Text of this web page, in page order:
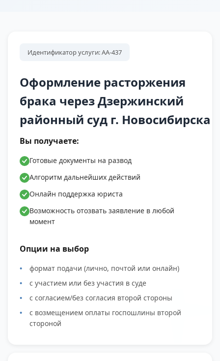
Идентификатор услуги: АА-437
Оформление расторжения
брака через Дзержинский
районный суд г. Новосибирска
Вы получаете:
Готовые документы на развод
Алгоритм дальнейших действий
Онлайн поддержка юриста
Возможность отозвать заявление в любой
момент
Опции на выбор
формат подачи (лично, почтой или онлайн)
с участием или без участия в суде
с согласием/без согласия второй стороны
с возмещением оплаты госпошлины второй
стороной